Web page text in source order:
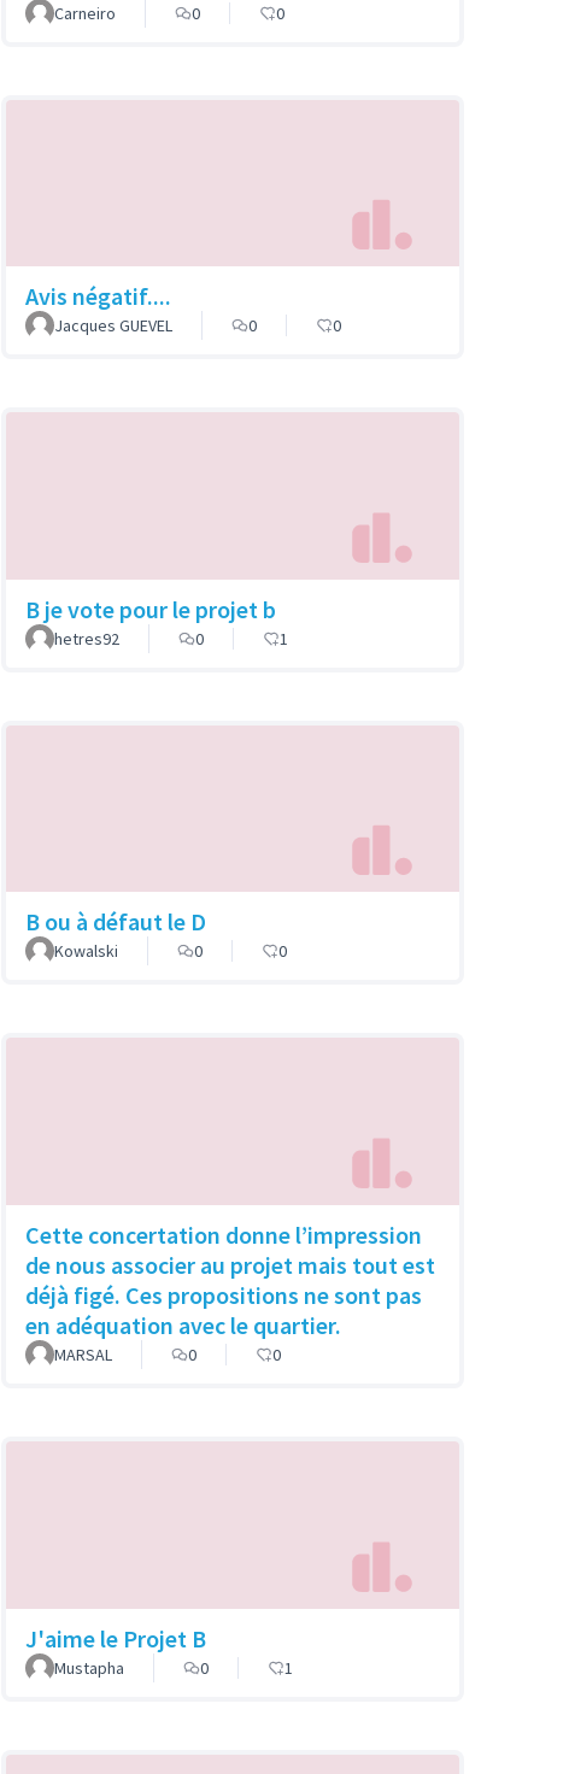
Carneiro 0 0
Avis négatif....
Jacques GUEVEL 0 0
B je vote pour le projet b
hetres92 0 1
B ou à défaut le D
Kowalski 0 0
Cette concertation donne l’impression
de nous associer au projet mais tout est
déjà figé. Ces propositions ne sont pas
en adéquation avec le quartier.
MARSAL 0 0
J'aime le Projet B
Mustapha 0 1